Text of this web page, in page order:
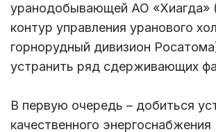
уранодобывающей АО «Хиагда»
контур управления уранового
горнорудный дивизион
устранить ряд сдерживающих
В первую очередь – добиться
качественного энергоснабжения